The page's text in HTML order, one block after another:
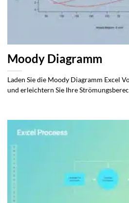
Moody Diagramm
Laden Sie die Moody Diagramm Excel
und erleichtern Sie Ihre